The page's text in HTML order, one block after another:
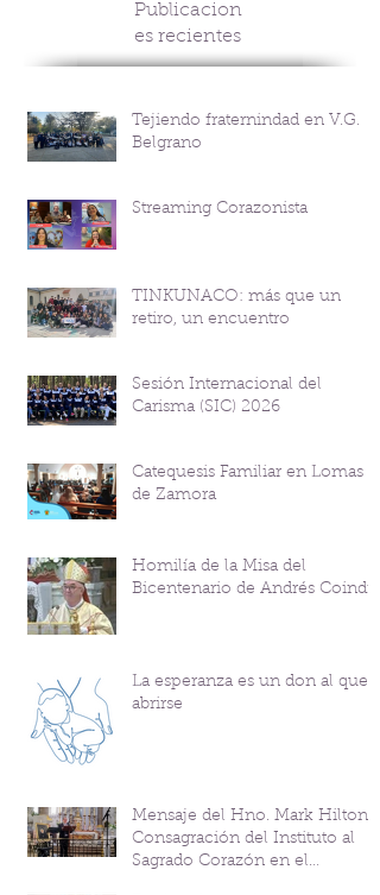
Publicacion
es recientes
Tejiendo fraternindad en V.G.
Belgrano
Streaming Corazonista
TINKUNACO: más que un
retiro, un encuentro
Sesión Internacional del
Carisma (SIC) 2026
Catequesis Familiar en Lomas
de Zamora
Homilía de la Misa del
Bicentenario de Andrés Coindre
La esperanza es un don al que
abrirse
Mensaje del Hno. Mark Hilton y
Consagración del Instituto al
Sagrado Corazón en el